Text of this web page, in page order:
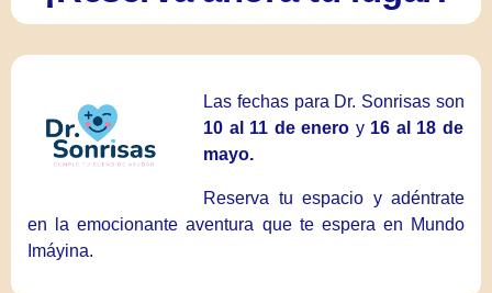
Las fechas para Dr. Sonrisas son
10 al 11 de enero y 16 al 18 de
mayo.
Reserva tu espacio y adéntrate
en la emocionante aventura que te espera en Mundo
Imáyina.